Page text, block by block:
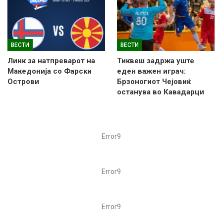
ВЕСТИ
Линк за натпреварот на
Македонија со Фарски
Острови
ВЕСТИ
Тиквеш задржа уште
еден важен играч:
Брзоногиот Чејовиќ
останува во Кавадарци
Error9
Error9
Error9